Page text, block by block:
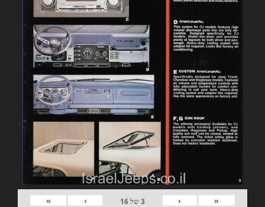
«
‹
3של16
›
»